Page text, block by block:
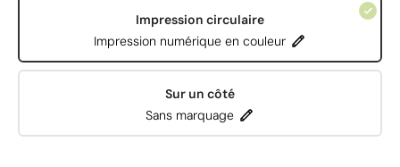
Impression circulaire
Impression numérique en couleur
Sur un côté
Sans marquage